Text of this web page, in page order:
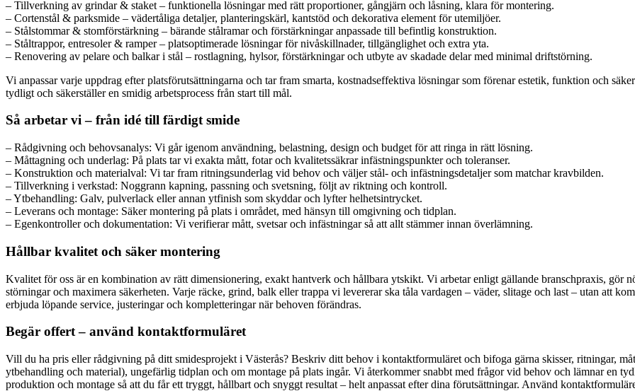
– Tillverkning av grindar & staket – funktionella lösningar med rätt proportioner, gångjärn och låsning, klara för montering.
– Cortenstål & parksmide – vädertåliga detaljer, planteringskärl, kantstöd och dekorativa element för utemiljöer.
– Stålstommar & stomförstärkning – bärande stålramar och förstärkningar anpassade till befintlig konstruktion.
– Ståltrappor, entresoler & ramper – platsoptimerade lösningar för nivåskillnader, tillgänglighet och extra yta.
– Renovering av pelare och balkar i stål – rostlagning, hylsor, förstärkningar och utbyte av skadade delar med minimal driftstörning.
Vi anpassar varje uppdrag efter platsförutsättningarna och tar fram smarta, kostnadseffektiva lösningar som förenar estetik, funktion och
tydligt och säkerställer en smidig arbetsprocess från start till mål.
Så arbetar vi – från idé till färdigt smide
– Rådgivning och behovsanalys: Vi går igenom användning, belastning, design och budget för att ringa in rätt lösning.
– Måttagning och underlag: På plats tar vi exakta mått, fotar och kvalitetssäkrar infästningspunkter och toleranser.
– Konstruktion och materialval: Vi tar fram ritningsunderlag vid behov och väljer stål- och infästningsdetaljer som matchar kravbilden.
– Tillverkning i verkstad: Noggrann kapning, passning och svetsning, följt av riktning och kontroll.
– Ytbehandling: Galv, pulverlack eller annan ytfinish som skyddar och lyfter helhetsintrycket.
– Leverans och montage: Säker montering på plats i området, med hänsyn till omgivning och tidplan.
– Egenkontroller och dokumentation: Vi verifierar mått, svetsar och infästningar så att allt stämmer innan överlämning.
Hållbar kvalitet och säker montering
Kvalitet för oss är en kombination av rätt dimensionering, exakt hantverk och hållbara ytskikt. Vi arbetar enligt gällande branschpraxis, gör
störningar och maximera säkerheten. Varje räcke, grind, balk eller trappa vi levererar ska tåla vardagen – väder, slitage och last – utan att
erbjuda löpande service, justeringar och kompletteringar när behoven förändras.
Begär offert – använd kontaktformuläret
Vill du ha pris eller rådgivning på ditt smidesprojekt i Västerås? Beskriv ditt behov i kontaktformuläret och bifoga gärna skisser, ritningar,
ytbehandling och material), ungefärlig tidplan och om montage på plats ingår. Vi återkommer snabbt med frågor vid behov och lämnar en
produktion och montage så att du får ett tryggt, hållbart och snyggt resultat – helt anpassat efter dina förutsättningar. Använd